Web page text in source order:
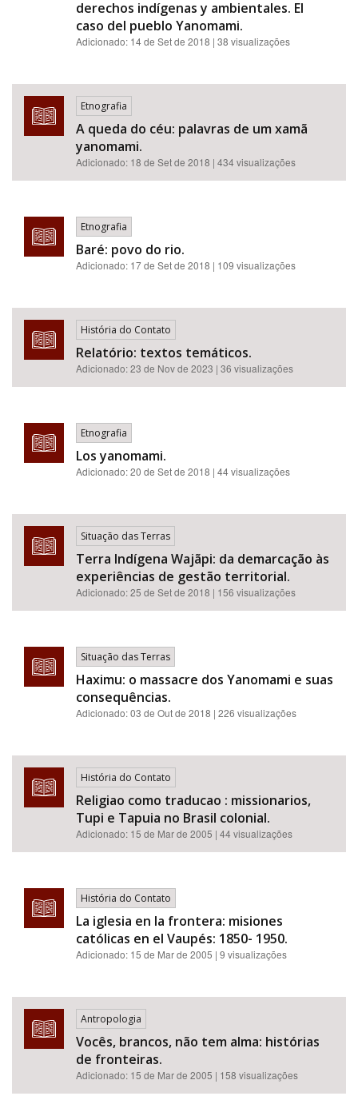
derechos indígenas y ambientales. El
caso del pueblo Yanomami.
Adicionado: 14 de Set de 2018 | 38 visualizações
Etnografia
A queda do céu: palavras de um xamã
yanomami.
Adicionado: 18 de Set de 2018 | 434 visualizações
Etnografia
Baré: povo do rio.
Adicionado: 17 de Set de 2018 | 109 visualizações
História do Contato
Relatório: textos temáticos.
Adicionado:23 de Nov de 2023 | 36 visualizações
Etnografia
Los yanomami.
Adicionado:20 de Set de 2018 | 44 visualizações
Situação das Terras
Terra Indígena Wajãpi: da demarcação às
experiências de gestão territorial.
Adicionado:25 de Set de 2018 | 156 visualizações
Situação das Terras
Haximu: o massacre dos Yanomami e suas
consequências.
Adicionado:03 de Out de 2018 | 226 visualizações
História do Contato
Religiao como traducao : missionarios,
Tupi e Tapuia no Brasil colonial.
Adicionado: 15 de Mar de 2005 | 44 visualizações
História do Contato
La iglesia en la frontera: misiones
católicas en el Vaupés: 1850- 1950.
Adicionado: 15 de Mar de 2005 | 9 visualizações
Antropologia
Vocês, brancos, não tem alma: histórias
de fronteiras.
Adicionado: 15 de Mar de 2005 | 158 visualizações